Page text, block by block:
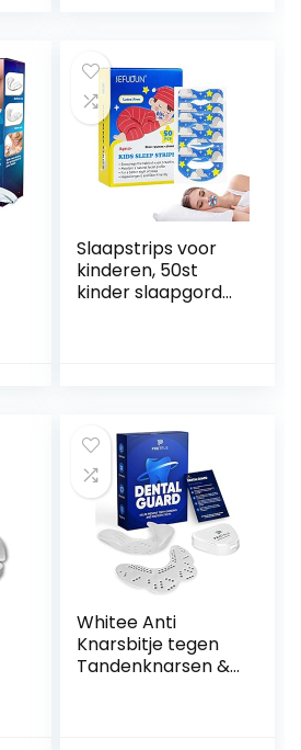
mannen vrouwen
kinderen
Slaapstrips voor
kinderen, 50st
kinder slaapgordel,
het slapen
Snurken in de
mond te
verminderen
Hearthxy
Whitee Anti
Knarsbitje tegen
Tandenknarsen &